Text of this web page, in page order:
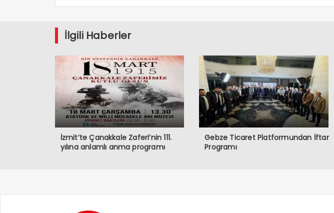
İlgili Haberler
İzmit’te Çanakkale Zaferi’nin 111.
yılına anlamlı anma programı
Gebze Ticaret Platformundan İftar
Programı